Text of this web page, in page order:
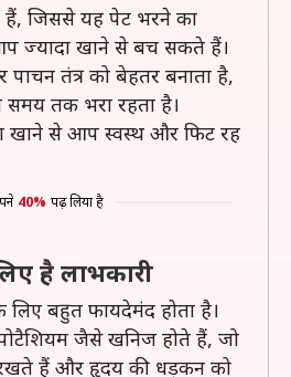
हैं, जिससे यह पेट भरने का
ज्यादा खाने से बच सकते हैं।
तंत्र को बेहतर बनाता है,
तक भरा रहता है।
खाने से आप स्वस्थ और फिट रह
40% पढ़ लिया है
है लाभकारी
लिए बहुत फायदेमंद होता है।
जैसे खनिज होते हैं, जो
रखते हैं और हृदय की धड़कन को